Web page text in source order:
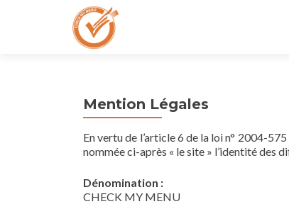
Mention Légales
En vertu de l’article 6 de la loi n° 2004-
nommée ci-après « le site » l’identité des
Dénomination :
CHECK MY MENU